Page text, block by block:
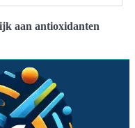
aan antioxidanten